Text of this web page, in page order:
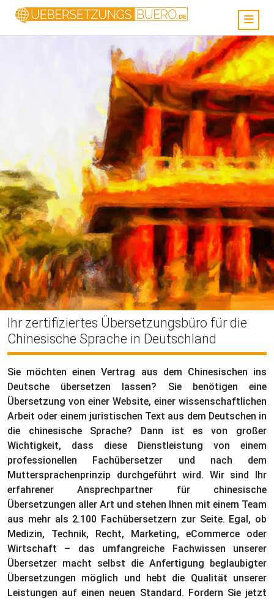
Ihr zertifiziertes Übersetzungsbüro für die
Chinesische Sprache in Deutschland
Sie möchten einen Vertrag aus dem Chinesischen ins
Deutsche übersetzen lassen? Sie benötigen eine
Übersetzung von einer Website, einer wissenschaftlichen
Arbeit oder einem juristischen Text aus dem Deutschen in
die chinesische Sprache? Dann ist es von großer
Wichtigkeit, dass diese Dienstleistung von einem
professionellen Fachübersetzer und nach dem
Muttersprachenprinzip durchgeführt wird. Wir sind Ihr
erfahrener Ansprechpartner für chinesische
Übersetzungen aller Art und stehen Ihnen mit einem Team
aus mehr als 2.100 Fachübersetzern zur Seite. Egal, ob
Medizin, Technik, Recht, Marketing, eCommerce oder
Wirtschaft – das umfangreiche Fachwissen unserer
Übersetzer macht selbst die Anfertigung beglaubigter
Übersetzungen möglich und hebt die Qualität unserer
Leistungen auf einen neuen Standard. Fordern Sie jetzt